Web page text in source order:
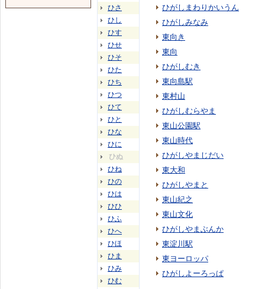
ひさ
ひし
ひす
ひせ
ひそ
ひた
ひち
ひつ
ひて
ひと
ひな
ひに
ひぬ
ひね
ひの
ひは
ひひ
ひふ
ひへ
ひほ
ひま
ひみ
ひむ
ひがしまわりかいうん
ひがしみなみ
東向き
東向
ひがしむき
東向島駅
東村山
ひがしむらやま
東山公園駅
東山時代
ひがしやまじだい
東大和
ひがしやまと
東山紀之
東山文化
ひがしやまぶんか
東淀川駅
東ヨーロッパ
ひがしよーろっぱ